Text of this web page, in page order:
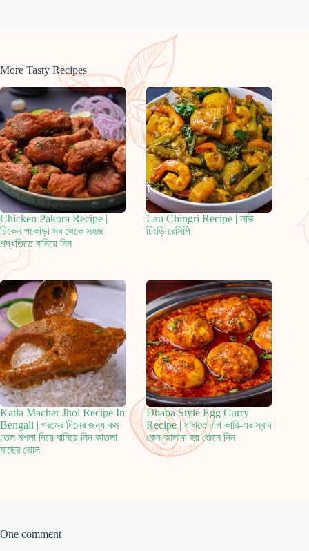
More Tasty Recipes
Chicken Pakora Recipe |
চিকেন পকোড়া সব থেকে সহজ
পদ্ধতিতে বানিয়ে নিন
Lau Chingri Recipe | লাউ
চিংড়ি রেসিপি
Katla Macher Jhol Recipe In
Bengali | গরমের দিনের জন্য কম
তেল মশলা দিয়ে বানিয়ে নিন কাতলা
মাছের ঝোল
Dhaba Style Egg Curry
Recipe | ধাবাতে এগ কারি-এর স্বাদ
কেন আলাদা হয় জেনে নিন
One comment